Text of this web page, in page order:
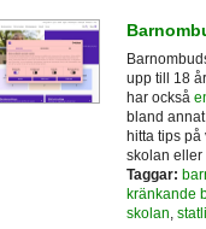
upp till 18
har också
bland
hitta tips
skolan eller
Taggar:
kränkande
skolan,